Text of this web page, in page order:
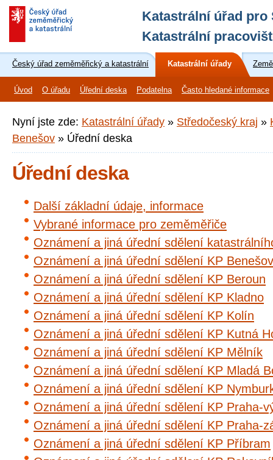
Katastrální úřad pro
Katastrální
Český úřad zeměměřický a katastrální Katastrální úřady
Úvod O úřadu Úřední deska Podatelna Často hledané informace
Nyní jste zde: Katastrální úřady » Středočeský kraj »
Benešov » Úřední deska
Úřední deska
Další základní údaje, informace
Vybrané informace pro zeměměřiče
Oznámení a jiná úřední sdělení
Oznámení a jiná úřední sdělení KP Benešov
Oznámení a jiná úřední sdělení KP Beroun
Oznámení a jiná úřední sdělení KP Kladno
Oznámení a jiná úřední sdělení KP Kolín
Oznámení a jiná úřední sdělení KP Kutná
Oznámení a jiná úřední sdělení KP Mělník
Oznámení a jiná úřední sdělení KP Mladá
Oznámení a jiná úřední sdělení KP
Oznámení a jiná úřední sdělení KP Praha-
Oznámení a jiná úřední sdělení KP Praha-
Oznámení a jiná úřední sdělení KP Příbram